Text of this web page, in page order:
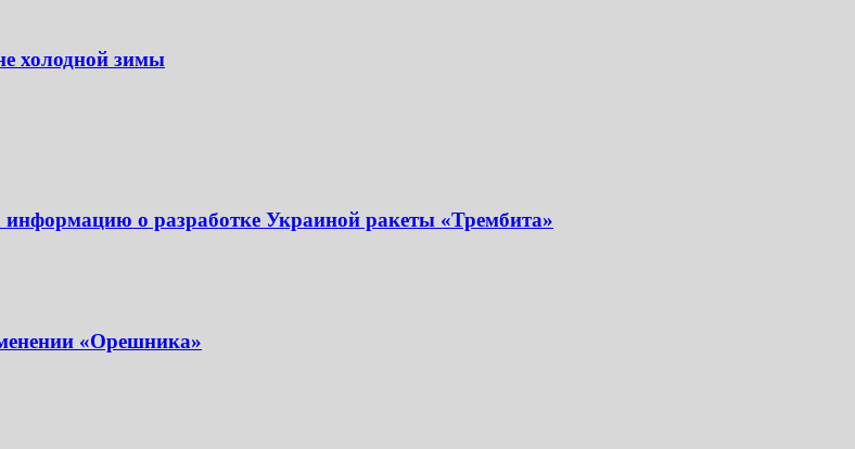
холодной зимы
о разработке Украиной ракеты «Трембита»
«Орешника»